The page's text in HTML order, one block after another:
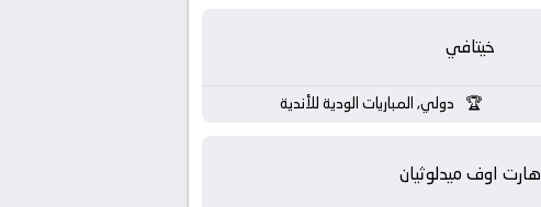
خيتافي
دولي, المباريات الودية للأندية
هارت اوف ميدلوثيان